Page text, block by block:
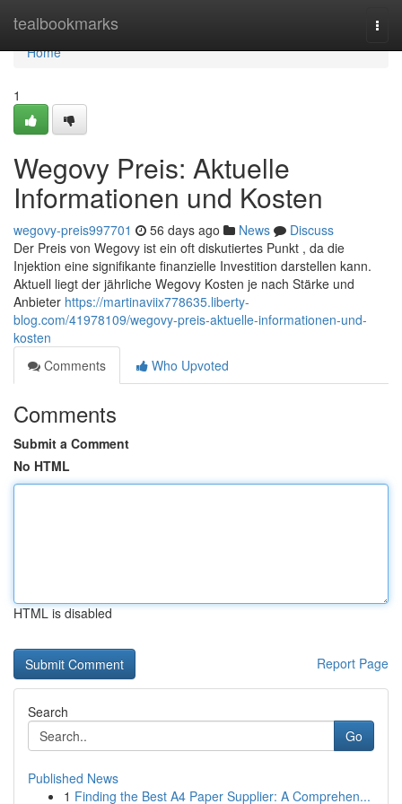
tealbookmarks
Home
Home
1
Wegovy Preis: Aktuelle
Informationen und Kosten
wegovy-preis997701 56 days ago News
Discuss
Der Preis von Wegovy ist ein oft diskutiertes Punkt , da die
Injektion eine signifikante finanzielle Investition darstellen kann.
Aktuell liegt der jährliche Wegovy Kosten je nach Stärke und
Anbieter https://martinaviix778635.liberty-
blog.com/41978109/wegovy-preis-aktuelle-informationen-und-
kosten
Comments
Who Upvoted
Comments
Submit a Comment
No HTML
HTML is disabled
Report Page
Search
Go
Published News
1 Finding the Best A4 Paper Supplier: A Comprehen...